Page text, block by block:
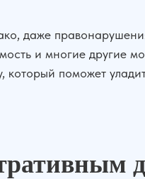
даже
и многие другие
который поможет